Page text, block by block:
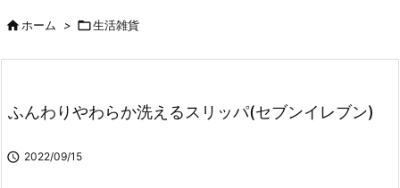
ホーム > 生活雑貨
ふんわりやわらか洗えるスリッパ(セブンイレブン)
 2022/09/15